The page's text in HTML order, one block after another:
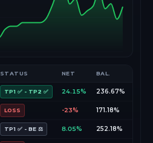
STATUS NET BAL.
TP1 ✅ - TP2 ✅ 24.15% 236.67%
LOSS -23% 171.18%
TP1 ✅ - BE ⚖️ 8.05% 252.18%